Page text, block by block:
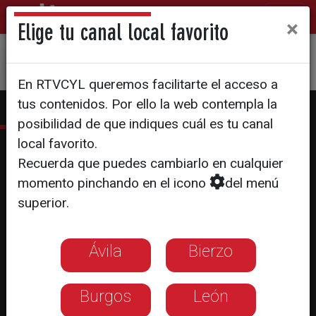
Diario de Campaña
Enero
Pegada de carteles
28
29
30 31
Elige tu canal local favorito ×
En RTVCYL queremos facilitarte el acceso a
tus contenidos. Por ello la web contempla la
posibilidad de que indiques cuál es tu canal
local favorito.
Recuerda que puedes cambiarlo en cualquier
momento pinchando en el icono
del menú
superior.
Ávila Bierzo
Burgos León